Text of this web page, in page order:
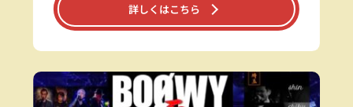
詳しくはこちら